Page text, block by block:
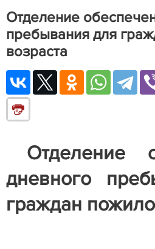
Отделение
пребывания для
возраста
Отделение
дневного
граждан